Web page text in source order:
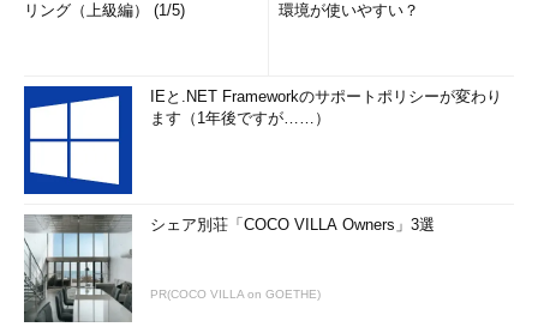
リング（上級編） (1/5)
環境が使いやすい？
IEと.NET Frameworkのサポートポリシーが変わり
ます（1年後ですが……）
シェア別荘「COCO VILLA Owners」3選
PR(COCO VILLA on GOETHE)